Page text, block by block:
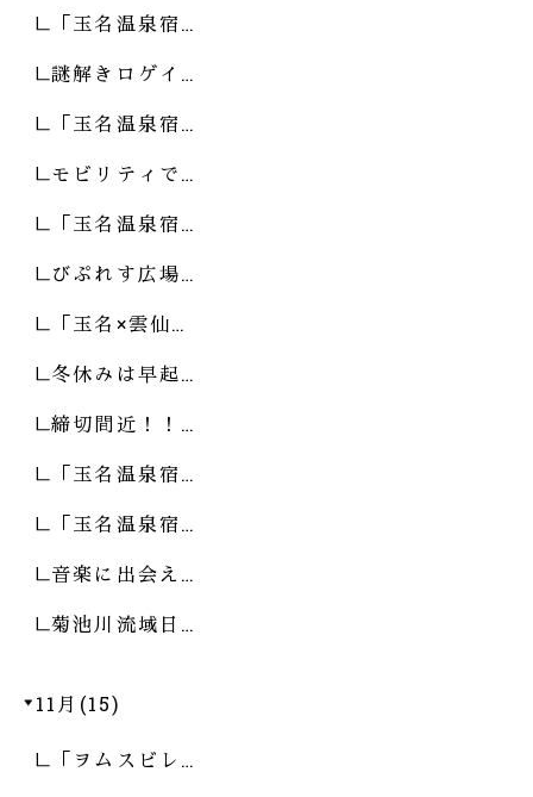
「玉名温泉宿…
謎解きロゲイ…
「玉名温泉宿…
モビリティで…
「玉名温泉宿…
びぷれす広場…
「玉名×雲仙…
冬休みは早起…
締切間近！！…
「玉名温泉宿…
「玉名温泉宿…
音楽に出会え…
菊池川流域日…
11月(15)
「ヲムスビレ…